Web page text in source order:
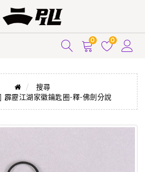
0 0
搜尋
霹靂江湖家徽鑰匙圈-釋-佛劍分說